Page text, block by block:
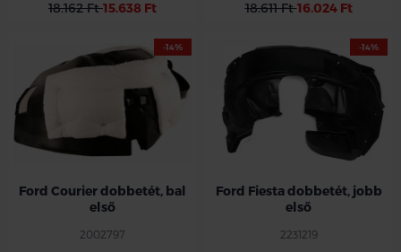
18.162 Ft15.638 Ft 18.611 Ft16.024 Ft
-14%
Ford Courier dobbetét, bal
első
2002797
-14%
Ford Fiesta dobbetét, jobb
első
2231219